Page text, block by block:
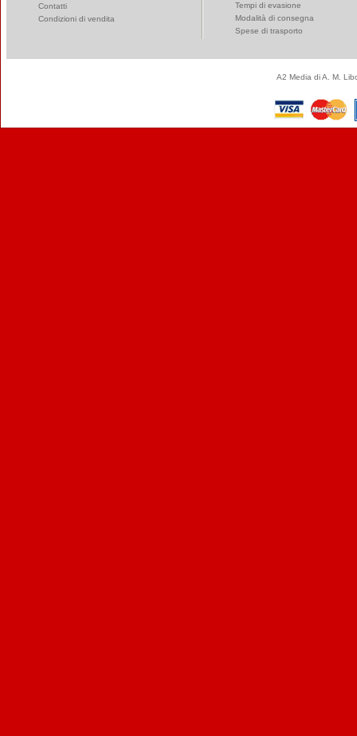
Contatti
Condizioni di vendita
Tempi di evasione
Modalità di consegna
Spese di trasporto
A2 Media di A. M.